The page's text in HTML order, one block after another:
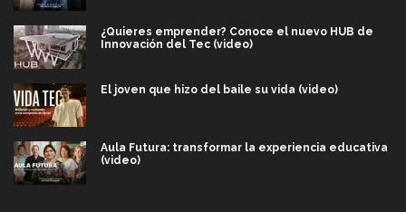
¿Quieres emprender? Conoce el nuevo HUB de
Innovación del Tec (video)
El joven que hizo del baile su vida (video)
Aula Futura: transformar la experiencia educativa
(video)